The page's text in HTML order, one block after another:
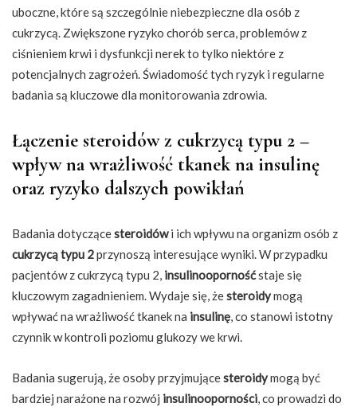
uboczne, które są szczególnie niebezpieczne dla osób z
cukrzycą. Zwiększone ryzyko chorób serca, problemów z
ciśnieniem krwi i dysfunkcji nerek to tylko niektóre z
potencjalnych zagrożeń. Świadomość tych ryzyk i regularne
badania są kluczowe dla monitorowania zdrowia.
Łączenie steroidów z cukrzycą typu 2 –
wpływ na wrażliwość tkanek na insulinę
oraz ryzyko dalszych powikłań
Badania dotyczącesteroidówi ich wpływu na organizm osób z
cukrzycą typu 2przynoszą interesujące wyniki. W przypadku
pacjentów z cukrzycą typu 2, insulinoopornośćstaje się
kluczowym zagadnieniem. Wydaje się, żesteroidymogą
wpływać na wrażliwość tkanek na insulinę, co stanowi istotny
czynnik w kontroli poziomu glukozy we krwi.
Badania sugerują, że osoby przyjmującesteroidymogą być
bardziej narażone na rozwój insulinooporności, co prowadzi do